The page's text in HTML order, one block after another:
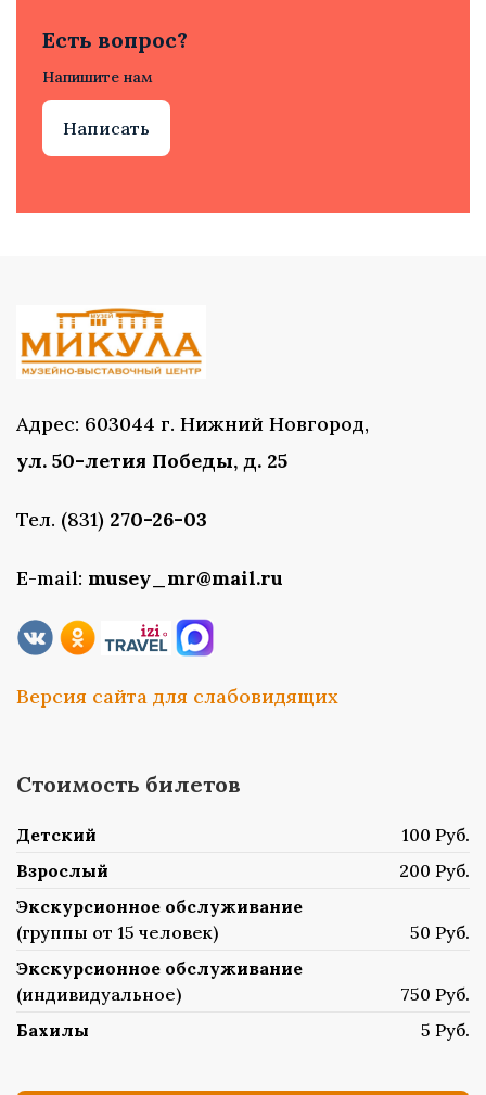
Есть вопрос?
Напишите нам
Написать
Адрес: 603044 г. Нижний Новгород,
ул. 50-летия Победы, д. 25
Тел. (831) 270-26-03
E-mail: musey_mr@mail.ru
Версия сайта для слабовидящих
Стоимость билетов
Детский
100 Руб.
Взрослый
200 Руб.
Экскурсионное обслуживание
(группы от 15 человек)
50 Руб.
Экскурсионное обслуживание
(индивидуальное)
750 Руб.
Бахилы
5 Руб.